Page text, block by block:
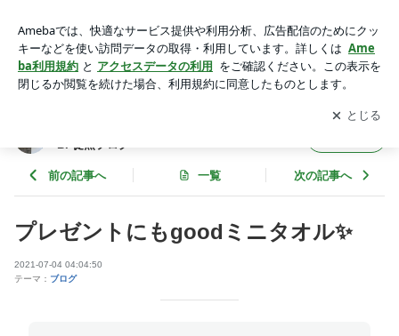
RT SALON WASABI 徒然ブログ
アプリをダウンロードして ブログの更新通知
を受け取りまし
ょう。
開く
BI 徒然ブログ
前の記事へ 一覧 次の記事へ
プレゼントにもgoodミニタオル✨
2021-07-04 04:04:50
テーマ： ブログ